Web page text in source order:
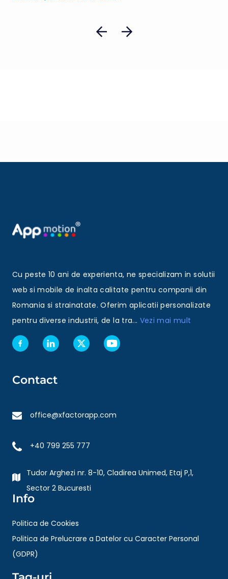
Cu peste 10 ani de experienta, ne specializam in solutii
web si mobile de inalta calitate pentru companii din
Romania si strainatate. Oferim aplicatii personalizate
pentru diverse industrii, de la tra... Vezi mai mult
Contact
office@xfactorapp.com
+40 799 255 777
Tudor Arghezi nr. 8-10, Cladirea Unimed, Etaj P,1,
Sector 2 Bucuresti
Info
Politica de Cookies
Politica de Prelucrare a Datelor cu Caracter Personal
(GDPR)